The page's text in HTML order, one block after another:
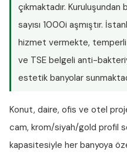
çıkmaktadır.
sayısı 1000i aşmıştır.
hizmet vermekte,
ve TSE belgeli anti-
estetik banyolar
Konut, daire, ofis ve otel
cam, krom/siyah/gold profil
kapasitesiyle her banyoya